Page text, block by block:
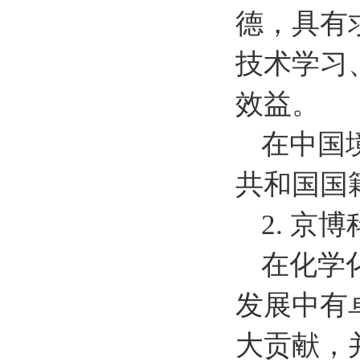
德，具有
技术学习
效益。
在中国
共和国国
2. 京博
在化学
发展中有
大贡献，